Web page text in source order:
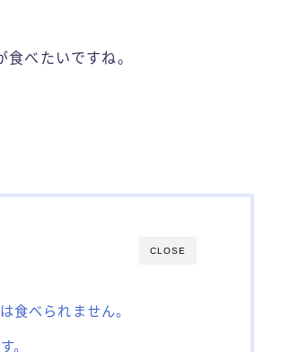
べたいですね。
CLOSE
食べられません。
。